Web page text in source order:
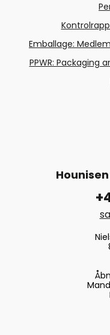
Emballage:
PPWR: Packaging